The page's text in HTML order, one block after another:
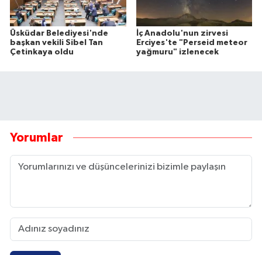
Üsküdar Belediyesi'nde
başkan vekili Sibel Tan
Çetinkaya oldu
İç Anadolu'nun zirvesi
Erciyes'te "Perseid meteor
yağmuru" izlenecek
Yorumlar